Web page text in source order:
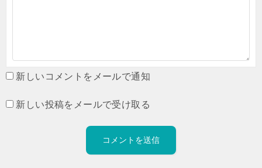
新しいコメントをメールで通知
新しい投稿をメールで受け取る